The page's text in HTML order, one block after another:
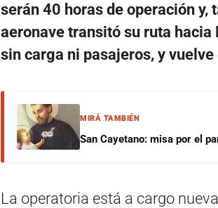
serán 40 horas de operación
aeronave transitó su ruta
sin carga ni pasajeros, y
MIRÁ TAMBIÉN
San Cayetano: misa por el
La operatoria está a cargo